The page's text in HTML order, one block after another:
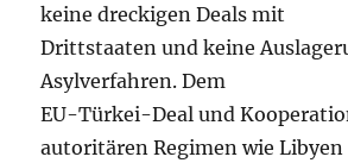
keine dreckigen Deals mit
Drittstaaten und keine
Asylverfahren. Dem
EU-Türkei-Deal und
autoritären Regimen wie Libyen